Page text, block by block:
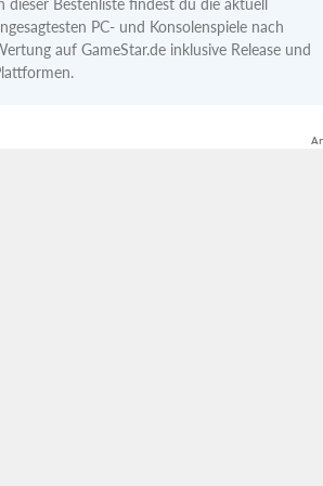
PC- und Konsolenspiele nach
auf GameStar.de inklusive Release und